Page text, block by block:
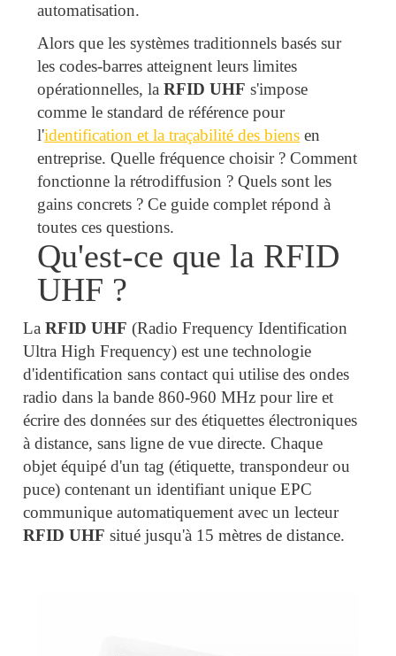
automatisation.
Alors que les systèmes traditionnels basés sur
les codes-barres atteignent leurs limites
opérationnelles, la RFID UHF s'impose
comme le standard de référence pour
l'identification et la traçabilité des biens en
entreprise. Quelle fréquence choisir ? Comment
fonctionne la rétrodiffusion ? Quels sont les
gains concrets ? Ce guide complet répond à
toutes ces questions.
Qu'est-ce que la RFID
UHF ?
La RFID UHF (Radio Frequency Identification
Ultra High Frequency) est une technologie
d'identification sans contact qui utilise des ondes
radio dans la bande 860-960 MHz pour lire et
écrire des données sur des étiquettes électroniques
à distance, sans ligne de vue directe. Chaque
objet équipé d'un tag (étiquette, transpondeur ou
puce) contenant un identifiant unique EPC
communique automatiquement avec un lecteur
RFID UHF situé jusqu'à 15 mètres de distance.